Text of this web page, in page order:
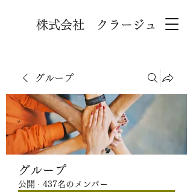
株式会社 クラージュ
グループ
グループ
公開 · 437名のメンバー